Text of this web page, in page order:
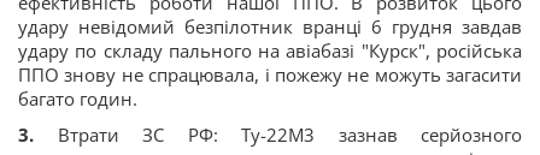
удару невідомий безпілотник вранці 6 грудня завдав
удару по складу пального на авіабазі "Курск", російська
ППО знову не спрацювала, і пожежу не можуть загасити
багато годин.
3. Втрати ЗС РФ: Ту-22М3 зазнав серйозного